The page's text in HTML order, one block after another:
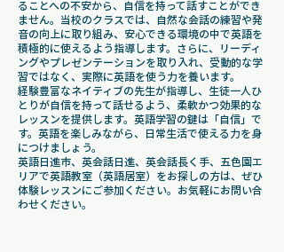
ることへの不安から、自信を持って話すことができ
ません。当校のクラスでは、自然な会話の練習や発
音の向上に取り組み、安心できる環境の中で英語を
積極的に使えるよう指導します。さらに、リーディ
ングやプレゼンテーションを取り入れ、受動的な学
習ではなく、実際に英語を使う力を養います。
経験豊富なネイティブの先生が指導し、生徒一人ひ
とりが自信を持って話せるよう、柔軟かつ効果的な
レッスンを提供します。英語学習の鍵は「自信」で
す。英語を楽しみながら、日常生活で使える力を身
につけましょう。
英語日進市、英会話日進、英会話長く手、五色園エ
リアで英語教室（英語居室）をお探しの方は、ぜひ
体験レッスンにご参加ください。お気軽にお問い合
わせください。